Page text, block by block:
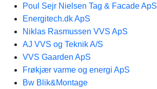
Poul Sejr Nielsen Tag & Facade ApS
Energitech.dk ApS
Niklas Rasmussen VVS ApS
AJ VVS og Teknik A/S
VVS Gaarden ApS
Frøkjær varme og energi ApS
Bw Blik&Montage